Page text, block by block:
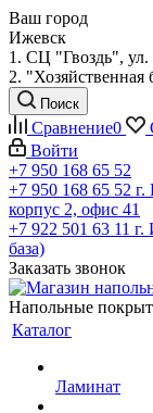
Ваш город
Ижевск
1. СЦ "Гвоздь", ул.
2. "Хозяйственная
Поиск
Сравнение0
Войти
+7 950 168 65 52
+7 950 168 65 52 г.
корпус 2, офис 41
+7 922 501 63 11 г.
база)
Заказать звонок
Напольные
Каталог
Ламинат